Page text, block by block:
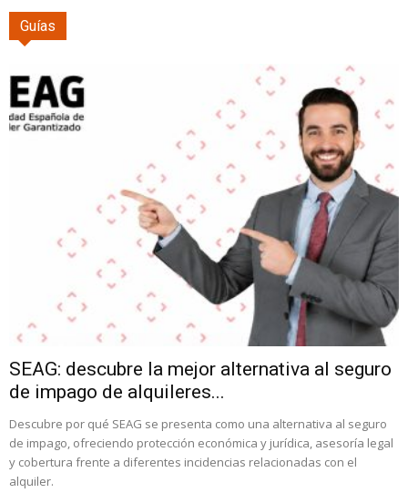
Guías
SEAG: descubre la mejor alternativa al seguro
de impago de alquileres...
Descubre por qué SEAG se presenta como una alternativa al seguro
de impago, ofreciendo protección económica y jurídica, asesoría legal
y cobertura frente a diferentes incidencias relacionadas con el
alquiler.